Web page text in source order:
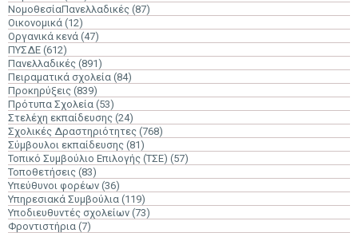
ΝομοθεσίαΠανελλαδικές (87)
Οικονομικά (12)
Οργανικά κενά (47)
ΠΥΣΔΕ (612)
Πανελλαδικές (891)
Πειραματικά σχολεία (84)
Προκηρύξεις (839)
Πρότυπα Σχολεία (53)
Στελέχη εκπαίδευσης (24)
Σχολικές Δραστηριότητες (768)
Σύμβουλοι εκπαίδευσης (81)
Τοπικό Συμβούλιο Επιλογής (ΤΣΕ) (57)
Τοποθετήσεις (83)
Υπεύθυνοι φορέων (36)
Υπηρεσιακά Συμβούλια (119)
Υποδιευθυντές σχολείων (73)
Φροντιστήρια (7)